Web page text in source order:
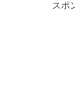
スポ